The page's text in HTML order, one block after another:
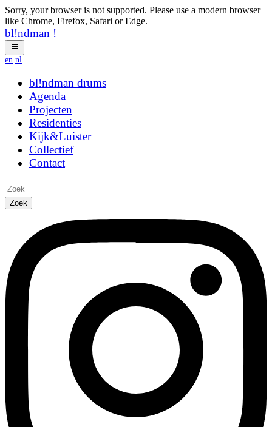
Sorry, your browser is not supported. Please use a modern browser
like Chrome, Firefox, Safari or Edge.
bl!ndman !
en nl
bl!ndman ymeab
Agenda
Projecten
Residenties
Kijk&Luister
Collectief
Contact
Zoek